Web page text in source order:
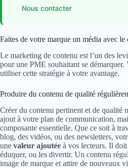
Nous contacter
Faites de votre marque un média avec
Le marketing de contenu est l’un des
pour une PME souhaitant se
utiliser cette stratégie à votre avantage.
Produire du contenu de qualité
Créer du contenu pertinent et de qualité
ajout à votre plan de communication,
composante essentielle. Que ce soit à
blog, des vidéos, ou des newsletters,
une valeur ajoutée à vos lecteurs. Il
éduquer, ou les divertir. Un contenu
image de marque et attire de nouveaux